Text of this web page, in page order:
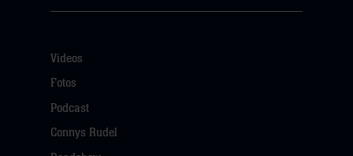
Videos
Fotos
Podcast
Connys Rudel